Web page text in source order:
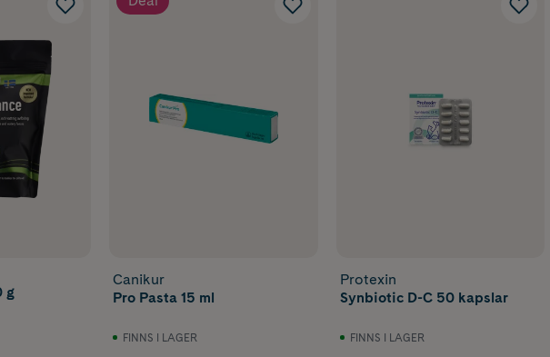
g
Canikur
Pro Pasta 15 ml
FINNS I LAGER
Protexin
Synbiotic D-C 50 kapslar
FINNS I LAGER